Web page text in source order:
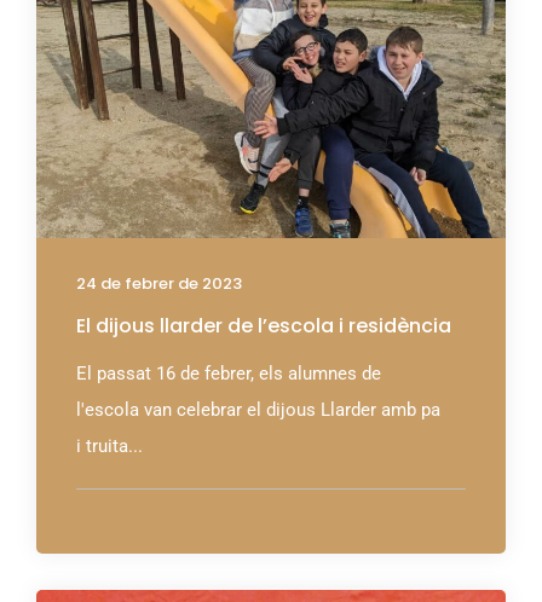
24 de febrer de 2023
El dijous llarder de l’escola i residència
El passat 16 de febrer, els alumnes de
l'escola van celebrar el dijous Llarder amb pa
i truita...